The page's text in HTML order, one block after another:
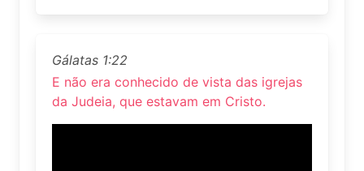
Gálatas 1:22
E não era conhecido de vista das igrejas
da Judeia, que estavam em Cristo.